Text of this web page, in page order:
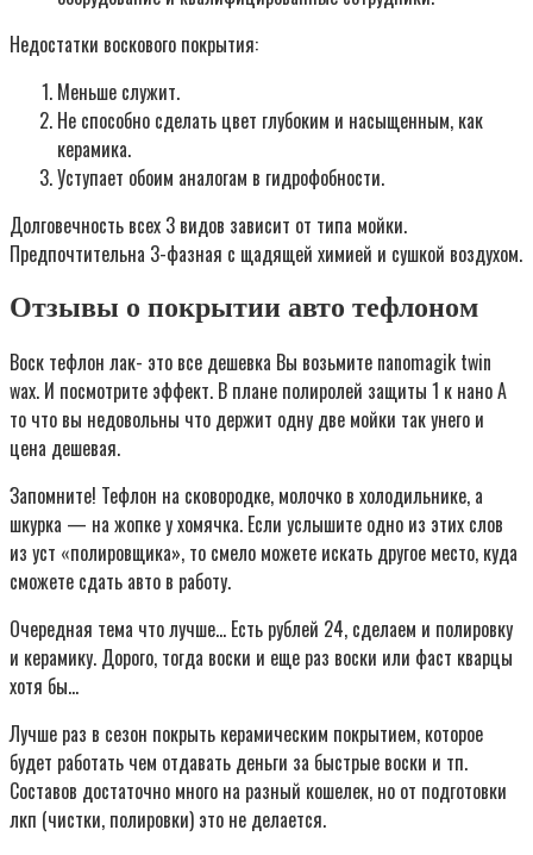
Недостатки воскового покрытия:
Меньше служит.
Не способно сделать цвет глубоким и насыщенным, как
керамика.
Уступает обоим аналогам в гидрофобности.
Долговечность всех 3 видов зависит от типа мойки.
Предпочтительна 3-фазная с щадящей химией и сушкой воздухом.
Отзывы о покрытии авто тефлоном
Воск тефлон лак- это все дешевка Вы возьмите nanomagik twin
wax. И посмотрите эффект. В плане полиролей защиты 1 к нано А
то что вы недовольны что держит одну две мойки так унего и
цена дешевая.
Запомните! Тефлон на сковородке, молочко в холодильнике, а
шкурка — на жопке у хомячка. Если услышите одно из этих слов
из уст «полировщика», то смело можете искать другое место, куда
сможете сдать авто в работу.
Очередная тема что лучше… Есть рублей 24, сделаем и полировку
и керамику. Дорого, тогда воски и еще раз воски или фаст кварцы
хотя бы…
Лучше раз в сезон покрыть керамическим покрытием, которое
будет работать чем отдавать деньги за быстрые воски и тп.
Составов достаточно много на разный кошелек, но от подготовки
лкп (чистки, полировки) это не делается.